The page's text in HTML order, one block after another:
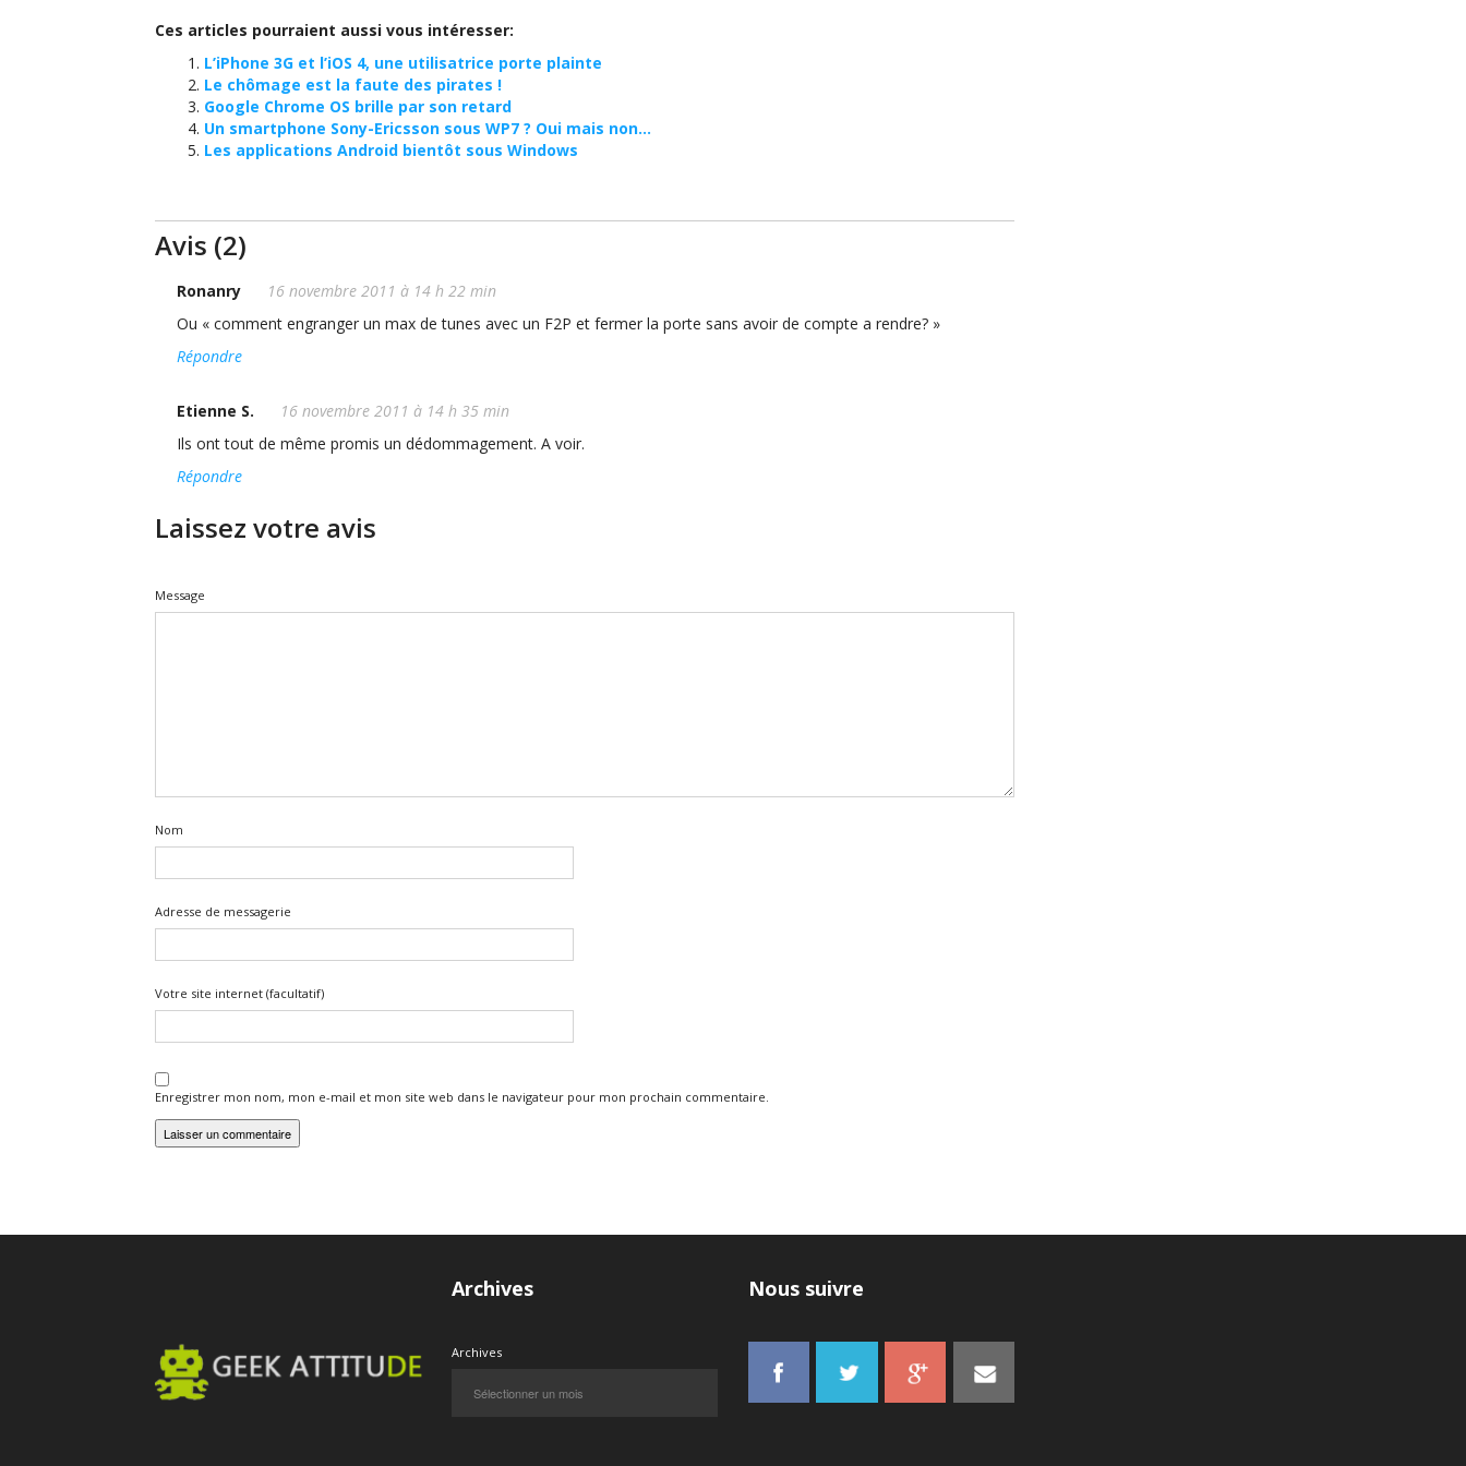
Ces articles pourraient aussi vous intéresser:
L’iPhone 3G et l’iOS 4, une utilisatrice porte plainte
Le chômage est la faute des pirates !
Google Chrome OS brille par son retard
Un smartphone Sony-Ericsson sous WP7 ? Oui mais non…
Les applications Android bientôt sous Windows
Avis (2)
Ronanry
16 novembre 2011 à 14 h 22 min
Ou « comment engranger un max de tunes avec un F2P et fermer la porte sans avoir de compte a rendre? »
Répondre
Etienne S.
16 novembre 2011 à 14 h 35 min
Ils ont tout de même promis un dédommagement. A voir.
Répondre
Laissez votre avis
Message
Nom
Adresse de messagerie
Votre site internet (facultatif)
Enregistrer mon nom, mon e-mail et mon site web dans le navigateur pour mon prochain commentaire.
Archives
Archives
Nous suivre